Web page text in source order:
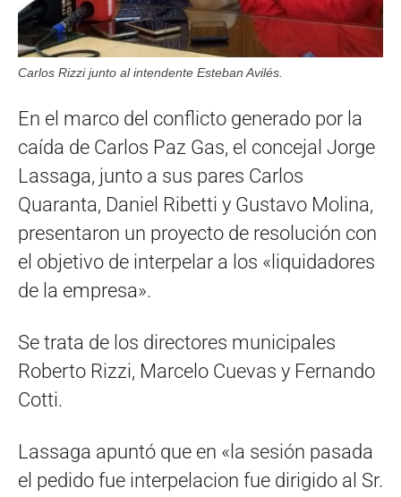
Carlos Rizzi junto al intendente Esteban Avilés.
En el marco del conflicto generado por la
caída de Carlos Paz Gas, el concejal Jorge
Lassaga, junto a sus pares Carlos
Quaranta, Daniel Ribetti y Gustavo Molina,
presentaron un proyecto de resolución con
el objetivo de interpelar a los «liquidadores
de la empresa».
Se trata de los directores municipales
Roberto Rizzi, Marcelo Cuevas y Fernando
Cotti.
Lassaga apuntó que en «la sesión pasada
el pedido fue interpelacion fue dirigido al Sr.